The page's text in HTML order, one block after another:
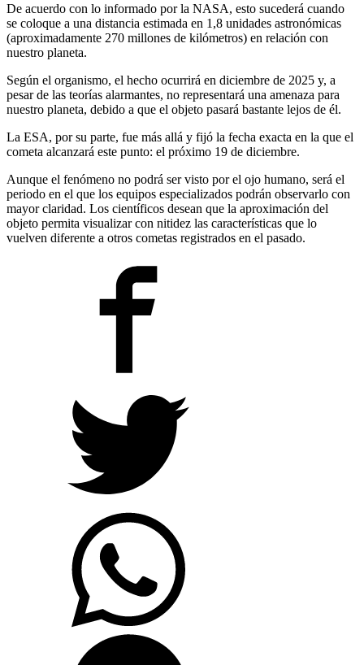
De acuerdo con lo informado por la NASA, esto sucederá cuando
se coloque a una distancia estimada en 1,8 unidades astronómicas
(aproximadamente 270 millones de kilómetros) en relación con
nuestro planeta.
Según el organismo, el hecho ocurrirá en diciembre de 2025 y, a
pesar de las teorías alarmantes, no representará una amenaza para
nuestro planeta, debido a que el objeto pasará bastante lejos de él.
La ESA, por su parte, fue más allá y fijó la fecha exacta en la que el
cometa alcanzará este punto: el próximo 19 de diciembre.
Aunque el fenómeno no podrá ser visto por el ojo humano, será el
periodo en el que los equipos especializados podrán observarlo con
mayor claridad. Los científicos desean que la aproximación del
objeto permita visualizar con nitidez las características que lo
vuelven diferente a otros cometas registrados en el pasado.